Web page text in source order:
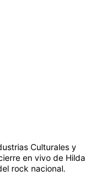
Culturales y
en vivo de Hilda
rock nacional.